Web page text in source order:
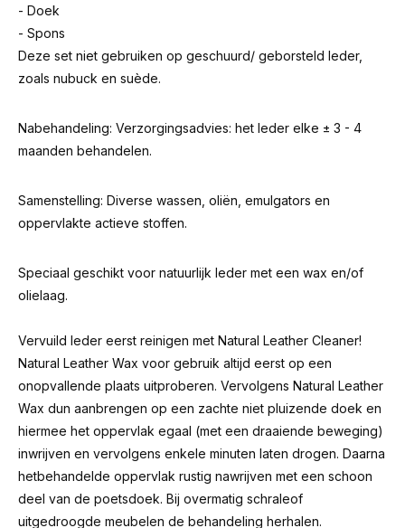
- Doek
- Spons
Deze set niet gebruiken op geschuurd/ geborsteld leder,
zoals nubuck en suède.
Nabehandeling: Verzorgingsadvies: het leder elke ± 3 - 4
maanden behandelen.
Samenstelling: Diverse wassen, oliën, emulgators en
oppervlakte actieve stoffen.
Speciaal geschikt voor natuurlijk leder met een wax en/of
olielaag.
Vervuild leder eerst reinigen met Natural Leather Cleaner!
Natural Leather Wax voor gebruik altijd eerst op een
onopvallende plaats uitproberen. Vervolgens Natural Leather
Wax dun aanbrengen op een zachte niet pluizende doek en
hiermee het oppervlak egaal (met een draaiende beweging)
inwrijven en vervolgens enkele minuten laten drogen. Daarna
hetbehandelde oppervlak rustig nawrijven met een schoon
deel van de poetsdoek. Bij overmatig schraleof
uitgedroogde meubelen de behandeling herhalen.